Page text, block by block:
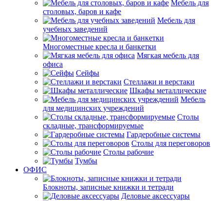
Мебель для
столовых, баров и кафе
Мебель для
учебных заведений
Многоместные кресла и банкетки
Мягкая мебель для
офиса
Сейфы
Стеллажи и верстаки
Шкафы металлические
Мебель
для медицинских учреждений
Столы
складные, трансформируемые
Гардеробные системы
Столы для переговоров
Столы рабочие
Тумбы
ОФИС
Блокноты, записные книжки и тетради
Деловые аксессуары